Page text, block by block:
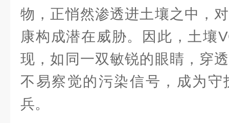
物，正悄然渗透进土壤之中，
康构成潜在威胁。因此，土壤
现，如同一双敏锐的眼睛，穿
不易察觉的污染信号，成为守
兵。